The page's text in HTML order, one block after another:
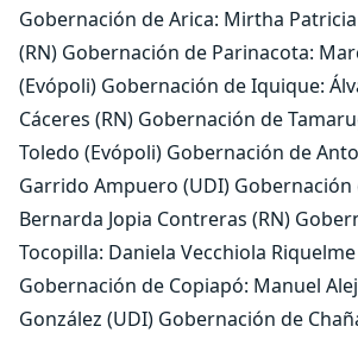
Gobernación de Arica: Mirtha
(RN) Gobernación de Parinacota:
(Evópoli) Gobernación de Iquique:
Cáceres (RN) Gobernación de
Toledo (Evópoli) Gobernación de
Garrido Ampuero (UDI) Gobernación
Bernarda Jopia Contreras (RN)
Tocopilla: Daniela Vecchiola
Gobernación de Copiapó: Manuel
González (UDI) Gobernación de